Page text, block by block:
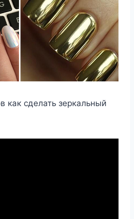
как сделать зеркальный